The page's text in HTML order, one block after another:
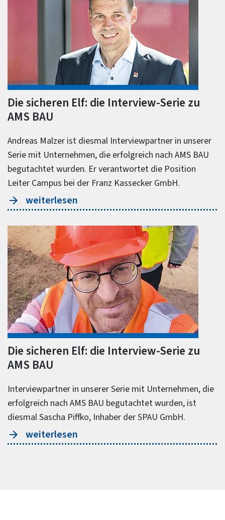
Die sicheren Elf: die Interview-Serie zu
AMS BAU
Andreas Malzer ist diesmal Interviewpartner in unserer
Serie mit Unternehmen, die erfolgreich nach AMS BAU
begutachtet wurden. Er verantwortet die Position
Leiter Campus bei der Franz Kassecker GmbH.
weiterlesen
Die sicheren Elf: die Interview-Serie zu
AMS BAU
Interviewpartner in unserer Serie mit Unternehmen, die
erfolgreich nach AMS BAU begutachtet wurden, ist
diesmal Sascha Piffko, Inhaber der SPAU GmbH.
weiterlesen